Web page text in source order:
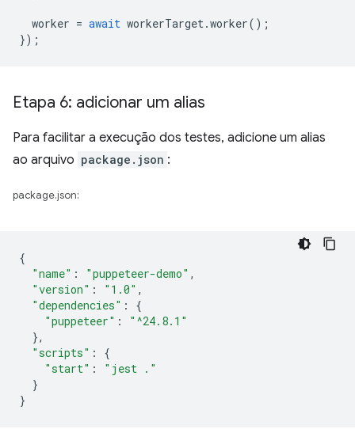
worker = await workerTarget.worker();
});
Etapa 6: adicionar um alias
Para facilitar a execução dos testes, adicione um alias
ao arquivo package.json :
package.json:
{
"name" : "puppeteer-demo" ,
"version" : "1.0" ,
"dependencies" :
{
"puppeteer" :
"^24.8.1"
},
"scripts" :
{
"start" :
"jest ."
}
}